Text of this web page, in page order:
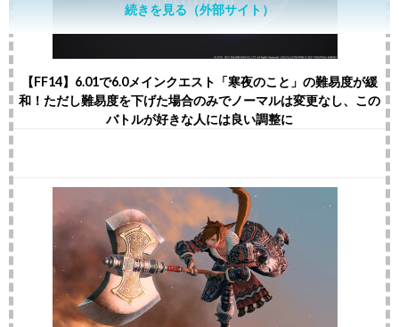
【FF14】6.01で6.0メインクエスト「寒夜のこと」の難易度が緩
和！ただし難易度を下げた場合のみでノーマルは変更なし、この
バトルが好きな人には良い調整に
続きを見る（外部サイト）